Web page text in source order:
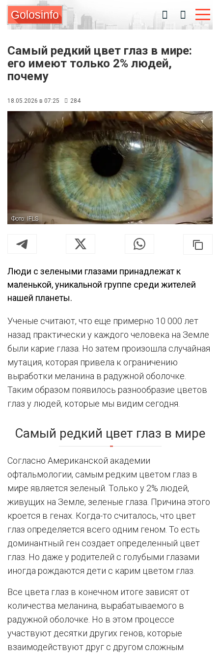
Golosinfo
Самый редкий цвет глаз в мире:
его имеют только 2% людей,
почему
18.05.2026 в 07:25 284
Фото: IFLS
Люди с зелеными глазами принадлежат к
маленькой, уникальной группе среди жителей
нашей планеты.
Ученые считают, что еще примерно 10 000 лет
назад практически у каждого человека на Земле
были карие глаза. Но затем произошла случайная
мутация, которая привела к ограничению
выработки меланина в радужной оболочке.
Таким образом появилось разнообразие цветов
глаз у людей, которые мы видим сегодня.
Самый редкий цвет глаз в мире
Согласно Американской академии
офтальмологии, самым редким цветом глаз в
мире является зеленый. Только у 2% людей,
живущих на Земле, зеленые глаза. Причина этого
кроется в генах. Когда-то считалось, что цвет
глаз определяется всего одним геном. То есть
доминантный ген создает определенный цвет
глаз. Но даже у родителей с голубыми глазами
иногда рождаются дети с карим цветом глаз.
Все цвета глаз в конечном итоге зависят от
количества меланина, вырабатываемого в
радужной оболочке. Но в этом процессе
участвуют десятки других генов, которые
взаимодействуют друг с другом сложным